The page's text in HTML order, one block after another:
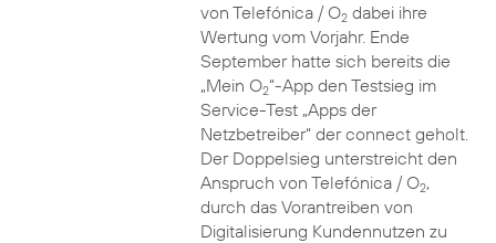
von Telefónica / O2dabei ihre
Wertung vom Vorjahr. Ende
September hatte sich bereits die
„Mein O2“-App den Testsieg im
Service-Test „Apps der
Netzbetreiber“ der connect geholt.
Der Doppelsieg unterstreicht den
Anspruch von Telefónica / O2,
durch das Vorantreiben von
Digitalisierung Kundennutzen zu